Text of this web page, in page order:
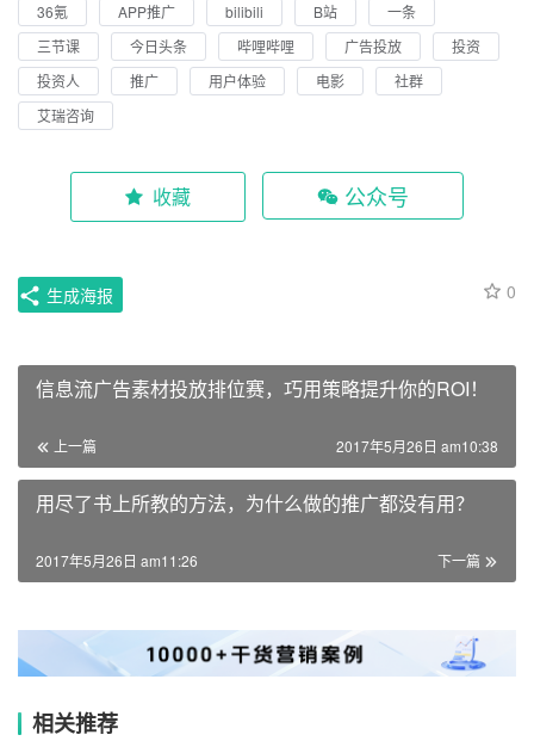
36氪 APP推广 bilibili B站
一条
三节课
今日头条 哔哩哔哩 广告投放
投资
投资人
推广 用户体验 电影
社群
艾瑞咨询
收藏 公众号
0
生成海报
信息流广告素材投放排位赛，巧用策略提升你的ROI！
上一篇 2017年5月26日 am10:38
用尽了书上所教的方法，为什么做的推广都没有用？
下一篇
2017年5月26日 am11:26
相关推荐